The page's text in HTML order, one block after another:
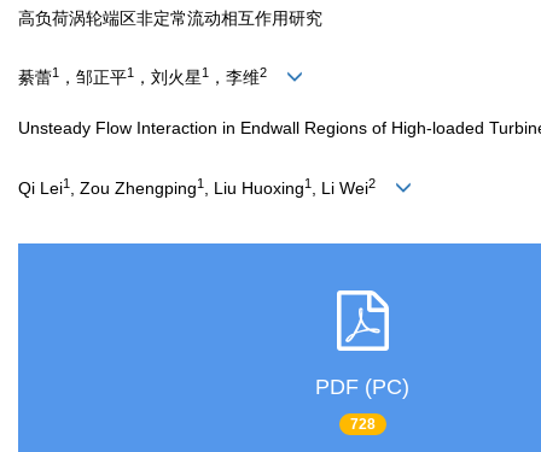
高负荷涡轮端区非定常流动相互作用研究
綦蕾1 ，邹正平1 ，刘火星1 ，李维2
Unsteady Flow Interaction in Endwall Regions of High-loaded
Qi Lei1 , Zou Zhengping1 , Liu Huoxing1 , Li Wei2
PDF (PC)
728